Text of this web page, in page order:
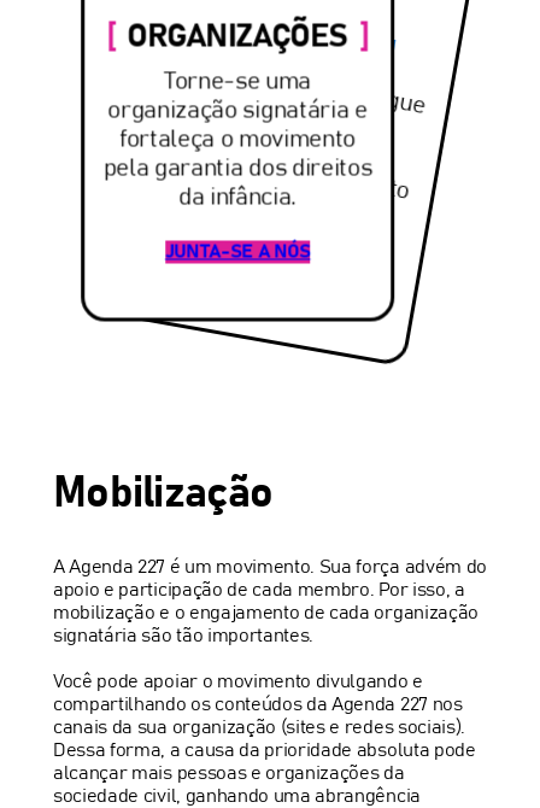
ORGANIZAÇÕES
Torne-se uma
organização signatária e
fortaleça o movimento
pela garantia dos direitos
da infância.
JUNTA-SE A NÓS
CIDADÃOS
A
ssine petições, divulgue
nas redes sociais e participe das
m
obilizações pelo direito
de crianças e
adolescentes.
Mobilização
A Agenda 227 é um movimento. Sua força advém do
apoio e participação de cada membro. Por isso, a
mobilização e o engajamento de cada organização
signatária são tão importantes.
Você pode apoiar o movimento divulgando e
compartilhando os conteúdos da Agenda 227 nos
canais da sua organização (sites e redes sociais).
Dessa forma, a causa da prioridade absoluta pode
alcançar mais pessoas e organizações da
sociedade civil, ganhando uma abrangência